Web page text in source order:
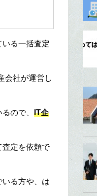
る一括査定
会社が運営し
ので、 IT企
査定を依頼で
る方や、は